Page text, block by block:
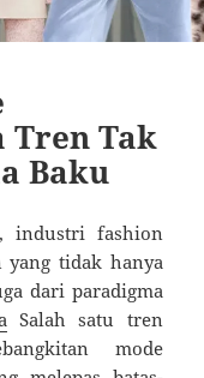
Tren Tak
Baku
industri fashion
yang tidak hanya
dari paradigma
Salah satu tren
mode